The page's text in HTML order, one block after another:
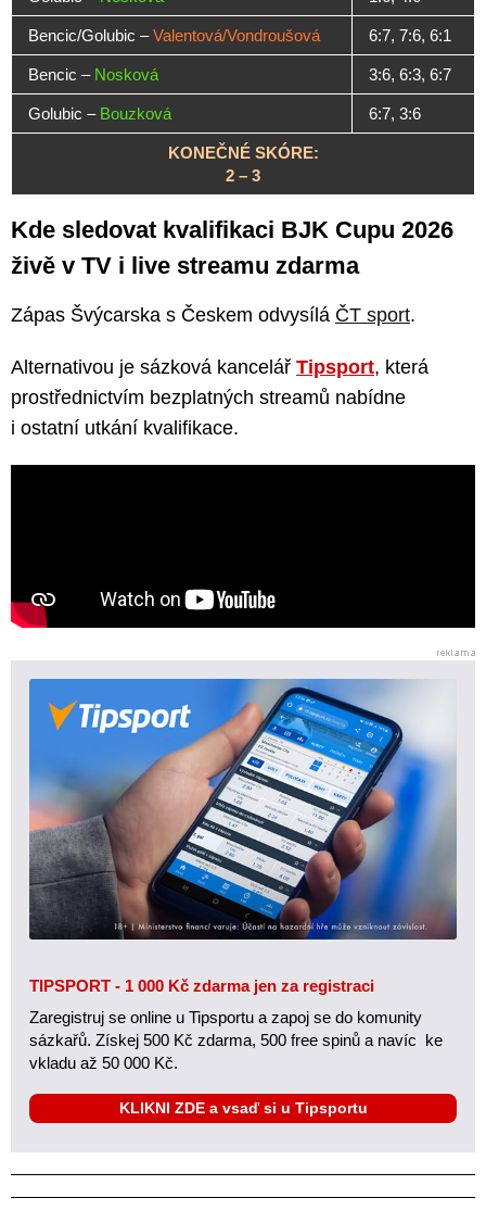
Bencic/Golubic –Valentová/Vondroušová 6:7, 7:6, 6:1
Bencic – Nosková 3:6, 6:3, 6:7
Golubic – Bouzková 6:7, 3:6
KONEČNÉ SKÓRE:
2 – 3
Kde sledovat kvalifikaci BJK Cupu 2026
živě v TV i live streamu zdarma
Zápas Švýcarska s Českem odvysílá ČT sport.
Alternativou je sázková kancelář Tipsport, která
prostřednictvím bezplatných streamů nabídne
i ostatní utkání kvalifikace.
TIPSPORT - 1 000 Kč zdarma jen za registraci
Zaregistruj se online u Tipsportu a zapoj se do komunity
sázkařů. Získej 500 Kč zdarma, 500 free spinů a navíc ke
vkladu až 50 000 Kč.
KLIKNI ZDE a vsaď si u Tipsportu